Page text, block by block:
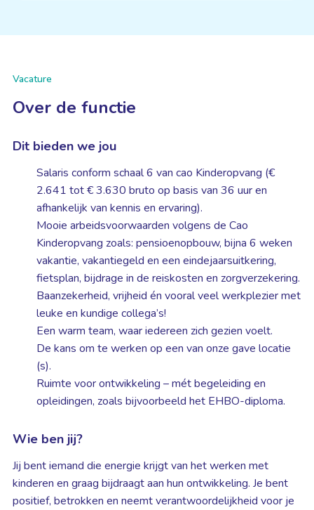
Vacature
Over de functie
Dit bieden we jou
Salaris conform schaal 6 van cao Kinderopvang (€
2.641 tot € 3.630 bruto op basis van 36 uur en
afhankelijk van kennis en ervaring).
Mooie arbeidsvoorwaarden volgens de Cao
Kinderopvang zoals: pensioenopbouw, bijna 6 weken
vakantie, vakantiegeld en een eindejaarsuitkering,
fietsplan, bijdrage in de reiskosten en zorgverzekering.
Baanzekerheid, vrijheid én vooral veel werkplezier met
leuke en kundige collega’s!
Een warm team, waar iedereen zich gezien voelt.
De kans om te werken op een van onze gave locatie
(s).
Ruimte voor ontwikkeling – mét begeleiding en
opleidingen, zoals bijvoorbeeld het EHBO-diploma.
Wie ben jij?
Jij bent iemand die energie krijgt van het werken met
kinderen en graag bijdraagt aan hun ontwikkeling. Je bent
positief, betrokken en neemt verantwoordelijkheid voor je